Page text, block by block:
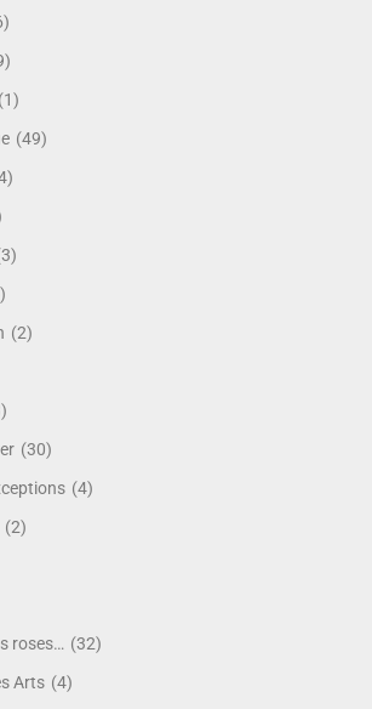
(1)
(49)
(2)
(30)
(4)
(2)
roses… (32)
Arts (4)